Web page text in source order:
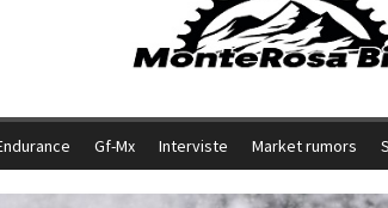
Gf-Mx Interviste Market rumors